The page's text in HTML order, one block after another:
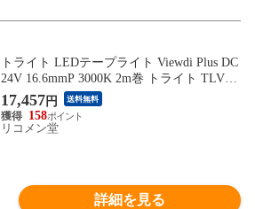
トライト LEDテープライト Viewdi Plus DC
24V 16.6mmP 3000K 2m巻 トライト TLVD3
0216.6P2 工事 照明用品 作業灯 照明用品 照
明器具【送料無料】
17,457 円 送料無料
158
リコメン堂
詳細を見る